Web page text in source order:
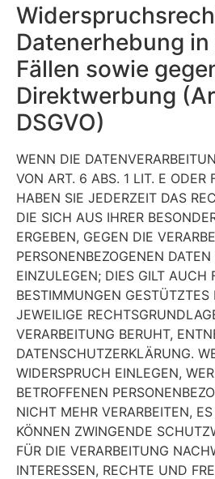
Datenerhebung
Fällen sowie
Direktwerbung
DSGVO)
WENN DIE
VON ART. 6 ABS. 1 LIT. E ODER
HABEN SIE JEDERZEIT DAS
DIE SICH AUS IHRER
ERGEBEN, GEGEN DIE
PERSONENBEZOGENEN
EINZULEGEN; DIES GILT AUCH
BESTIMMUNGEN GESTÜTZTES
JEWEILIGE
VERARBEITUNG BERUHT,
DATENSCHUTZERKLÄRUNG.
WIDERSPRUCH EINLEGEN,
BETROFFENEN
NICHT MEHR VERARBEITEN,
KÖNNEN ZWINGENDE
FÜR DIE VERARBEITUNG
INTERESSEN, RECHTE UND